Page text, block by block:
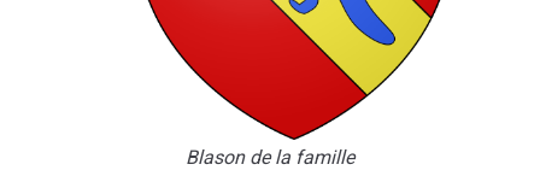
Blason de la famille